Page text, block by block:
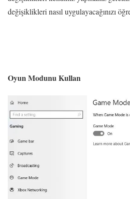
değişiklikleri nasıl uygulayacağınızı
Oyun Modunu Kullan